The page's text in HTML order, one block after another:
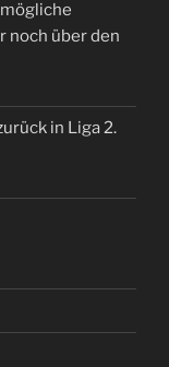
noch über den
in Liga 2.